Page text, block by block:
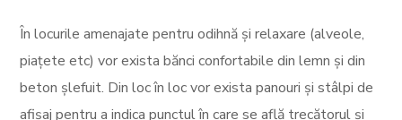
În locurile amenajate pentru odihnă și relaxare (alveole,
piațete etc) vor exista bănci confortabile din lemn și din
beton șlefuit. Din loc în loc vor exista panouri și stâlpi de
afișaj pentru a indica punctul în care se află trecătorul și